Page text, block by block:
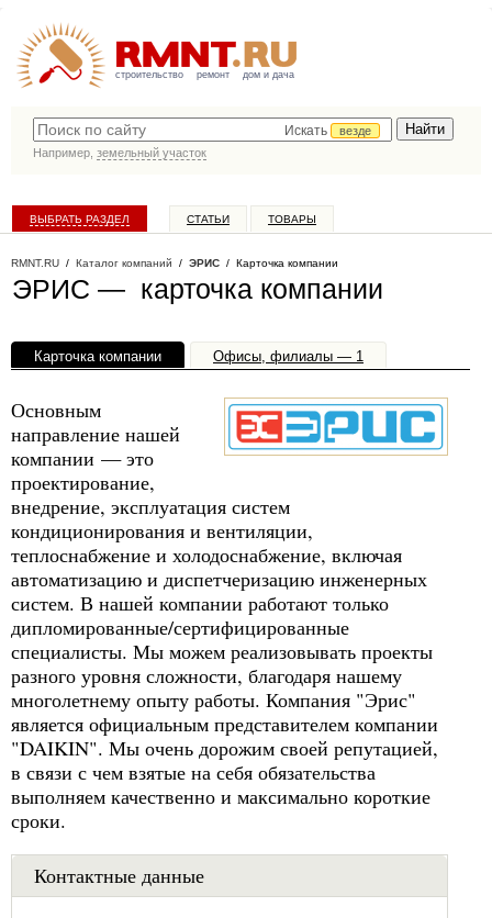
строительство ремонт дом и дача
Искать
везде
Например, земельный участок
ВЫБРАТЬ РАЗДЕЛ СТАТЬИ ТОВАРЫ
RMNT.RU / Каталог компаний / ЭРИС / Карточка компании
ЭРИС — карточка компании
Карточка компании Офисы, филиалы — 1
Основным
направление нашей
компании — это
проектирование,
внедрение, эксплуатация систем
кондиционирования и вентиляции,
теплоснабжение и холодоснабжение, включая
автоматизацию и диспетчеризацию инженерных
систем. В нашей компании работают только
дипломированные/сертифицированные
специалисты. Мы можем реализовывать проекты
разного уровня сложности, благодаря нашему
многолетнему опыту работы. Компания "Эрис"
является официальным представителем компании
"DAIKIN". Мы очень дорожим своей репутацией,
в связи с чем взятые на себя обязательства
выполняем качественно и максимально короткие
сроки.
Контактные данные